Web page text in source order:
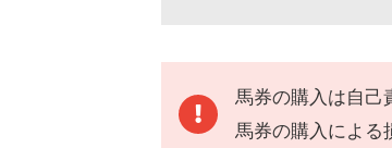
馬券の購入は自己
馬券の購入による